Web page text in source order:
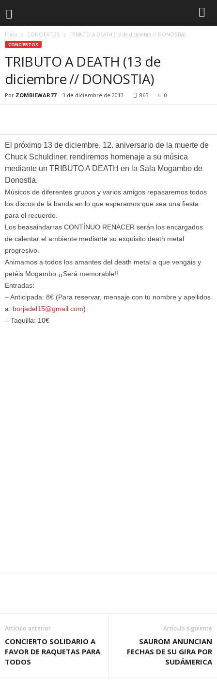
Inicio CONCIERTOS TRIBUTO A DEATH (13 de diciembre // DONOSTIA)
CONCIERTOS
TRIBUTO A DEATH (13 de
diciembre // DONOSTIA)
Por ZOMBIEWAR77- 3 de diciembre de 2013 865 0
El próximo 13 de diciembre, 12. aniversario de la muerte de
Chuck Schuldiner, rendiremos homenaje a su música
mediante un TRIBUTO A DEATH en la Sala Mogambo de
Donostia.
Músicos de diferentes grupos y varios amigos repasaremos todos
los discos de la banda en lo que esperamos que sea una fiesta
para el recuerdo.
Los beasaindarras CONTÍNUO RENACER serán los encargados
de calentar el ambiente mediante su exquisito death metal
progresivo.
Animamos a todos los amantes del death metal a que vengáis y
petéis Mogambo ¡¡Será memorable!!
Entradas:
– Anticipada: 8€ (Para reservar, mensaje con tu nombre y apellidos
a: borjadel15@gmail.com)
– Taquilla: 10€
Artículo anterior
CONCIERTO SOLIDARIO A
FAVOR DE RAQUETAS PARA
TODOS
Artículo siguiente
SAUROM ANUNCIAN
FECHAS DE SU GIRA POR
SUDÁMERICA